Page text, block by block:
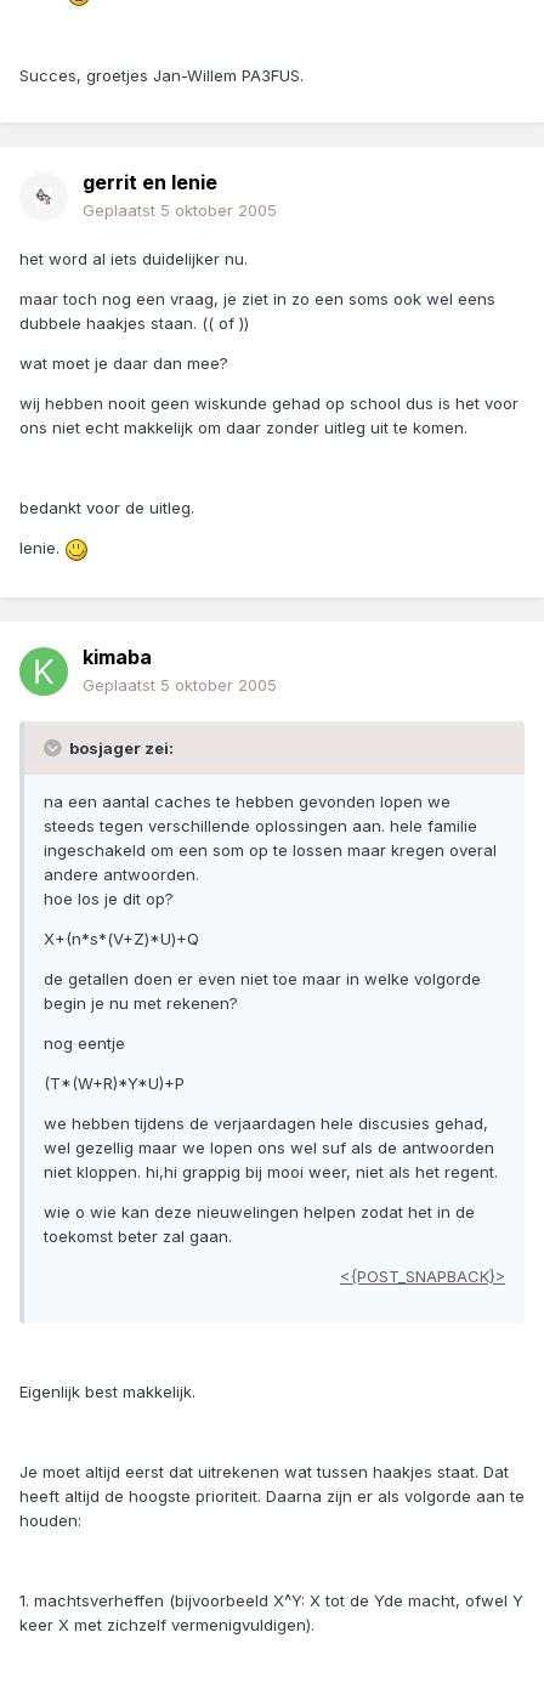
Succes, groetjes Jan-Willem PA3FUS.
gerrit en lenie
Geplaatst 5 oktober 2005
het word al iets duidelijker nu.
maar toch nog een vraag, je ziet in zo een soms ook wel eens
dubbele haakjes staan. (( of ))
wat moet je daar dan mee?
wij hebben nooit geen wiskunde gehad op school dus is het voor
ons niet echt makkelijk om daar zonder uitleg uit te komen.
bedankt voor de uitleg.
lenie.
kimaba
Geplaatst 5 oktober 2005
bosjager zei:
na een aantal caches te hebben gevonden lopen we
steeds tegen verschillende oplossingen aan. hele familie
ingeschakeld om een som op te lossen maar kregen overal
andere antwoorden.
hoe los je dit op?
X+(n*s*(V+Z)*U)+Q
de getallen doen er even niet toe maar in welke volgorde
begin je nu met rekenen?
nog eentje
(T*(W+R)*Y*U)+P
we hebben tijdens de verjaardagen hele discusies gehad,
wel gezellig maar we lopen ons wel suf als de antwoorden
niet kloppen. hi,hi grappig bij mooi weer, niet als het regent.
wie o wie kan deze nieuwelingen helpen zodat het in de
toekomst beter zal gaan.
<{POST_SNAPBACK}>
Eigenlijk best makkelijk.
Je moet altijd eerst dat uitrekenen wat tussen haakjes staat. Dat
heeft altijd de hoogste prioriteit. Daarna zijn er als volgorde aan te
houden:
1. machtsverheffen (bijvoorbeeld X^Y: X tot de Yde macht, ofwel Y
keer X met zichzelf vermenigvuldigen).